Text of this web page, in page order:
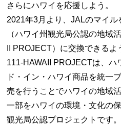
さらにハワイを応援しよう。
2021年3月より、JALのマイル
（ハワイ州観光局公認の地域
II PROJECT）に交換できるよ
111-HAWAII PROJECTは、ハ
ド・イン・ハワイ商品を統一
売を行うことでハワイの地域
一部をハワイの環境・文化の
観光局公認プロジェクトです。